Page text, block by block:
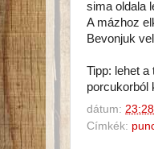
sima oldala
A mázhoz
Bevonjuk
Tipp: lehet
porcukorból
dátum: 23:28
Címkék: